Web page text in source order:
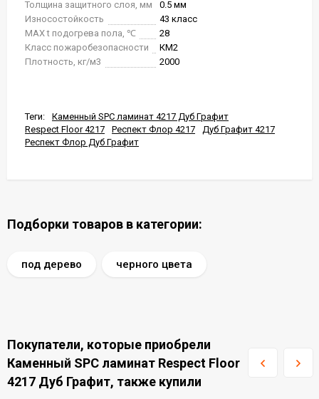
Толщина защитного слоя, мм
0.5 мм
Износостойкость
43 класс
MAX t подогрева пола, ℃
28
Класс пожаробезопасности
КМ2
Плотность, кг/м3
2000
Теги:
Каменный SPC ламинат 4217 Дуб Графит
Respect Floor 4217
Респект Флор 4217
Дуб Графит 4217
Респект Флор Дуб Графит
Подборки товаров в категории:
под дерево черного цвета
Покупатели, которые приобрели
Каменный SPC ламинат Respect Floor
4217 Дуб Графит, также купили